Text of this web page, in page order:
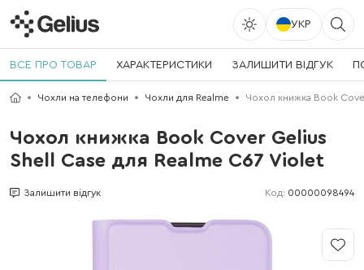
УКР
ВСЕ ПРО ТОВАР ХАРАКТЕРИСТИКИ ЗАЛИШИТИ ВІДГУК
Чохли на телефони Чохли для Realme Чохол книжка Book
Чохол книжка Book Cover Gelius
Shell Case для Realme C67 Violet
Залишити відгук Код: 00000098494